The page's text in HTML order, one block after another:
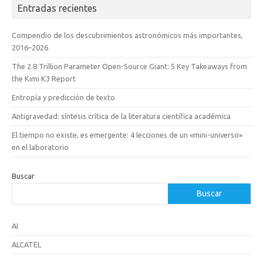
Entradas recientes
Compendio de los descubrimientos astronómicos más importantes,
2016–2026
The 2.8 Trillion Parameter Open-Source Giant: 5 Key Takeaways from
the Kimi K3 Report
Entropía y predicción de texto
Antigravedad: síntesis crítica de la literatura científica académica
El tiempo no existe, es emergente: 4 lecciones de un «mini-universo»
en el laboratorio
Buscar
Buscar
AI
ALCATEL